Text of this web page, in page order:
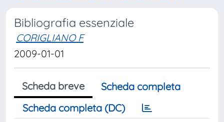
Bibliografia essenziale
CORIGLIANO F
2009-01-01
Scheda breve
Scheda completa
Scheda completa (DC)